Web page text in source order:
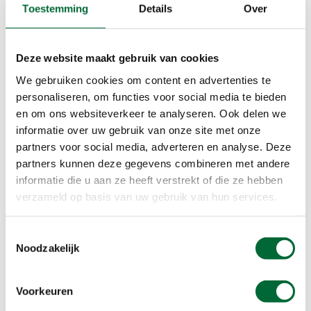
Toestemming Details Over
Deze website maakt gebruik van cookies
We gebruiken cookies om content en advertenties te
personaliseren, om functies voor social media te bieden
en om ons websiteverkeer te analyseren. Ook delen we
informatie over uw gebruik van onze site met onze
partners voor social media, adverteren en analyse. Deze
partners kunnen deze gegevens combineren met andere
informatie die u aan ze heeft verstrekt of die ze hebben
verzameld op basis van uw gebruik van hun services.
Noodzakelijk
Voorkeuren
Op de Fort Spijkerboorroute (wandeling 4) zie je
de strak verkavelde polder, die al snel na het
droogmalen in 1612 een groot agrarisch succes
was, mede dankzij de uitstekende grond. In de
Wilgenroosjes langs het wandelpad, foto: Uitgeverij Elmar